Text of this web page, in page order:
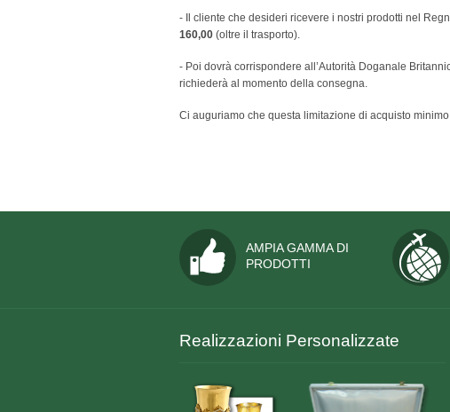
- Il cliente che desideri ricevere i nostri prodotti nel
160,00 (oltre il trasporto).
- Poi dovrà corrispondere all’Autorità Doganale
richiederà al momento della consegna.
Ci auguriamo che questa limitazione di acquisto
AMPIA GAMMA DI
PRODOTTI
Realizzazioni Personalizzate